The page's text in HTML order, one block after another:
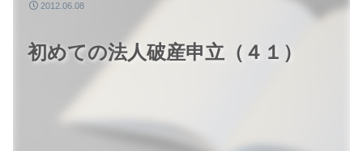
初めての法人破産申立（４１）
2012.06.08